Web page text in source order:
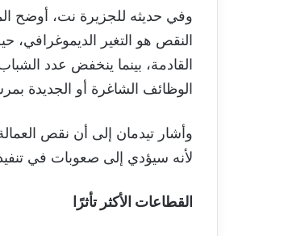
وفي حديثه للجزيرة نت، أوضح
النقص هو التغير
القادمة، بينما ينخفض عدد
الوظائف الشاغرة أو الجديدة
وأشار تيدمان إلى أن نقص
لأنه سيؤدي إلى صعوبات في
القطاعات الأكثر تأثرًا